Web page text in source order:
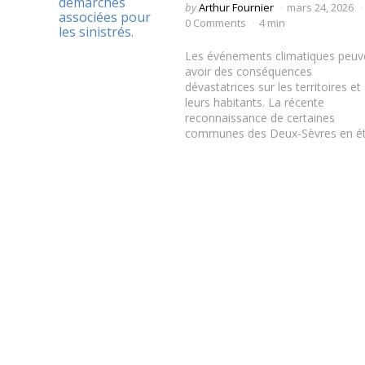
Posted
by
byArthur Fournier
mars 24, 2026
0 Comments
4 min
Les événements climatiques
avoir des conséquences
dévastatrices sur les territoires et
leurs habitants. La récente
reconnaissance de certaines
communes des Deux-Sèvres en